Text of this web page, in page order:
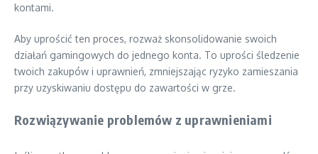
kontami.
Aby uprościć ten proces, rozważ skonsolidowanie swoich
działań gamingowych do jednego konta. To uprości śledzenie
twoich zakupów i uprawnień, zmniejszając ryzyko zamieszania
przy uzyskiwaniu dostępu do zawartości w grze.
Rozwiązywanie problemów z uprawnieniami